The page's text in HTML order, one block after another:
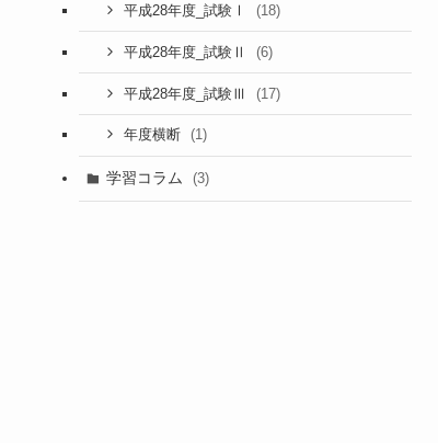
平成28年度_試験Ⅰ (18)
平成28年度_試験Ⅱ (6)
平成28年度_試験Ⅲ (17)
年度横断 (1)
学習コラム (3)